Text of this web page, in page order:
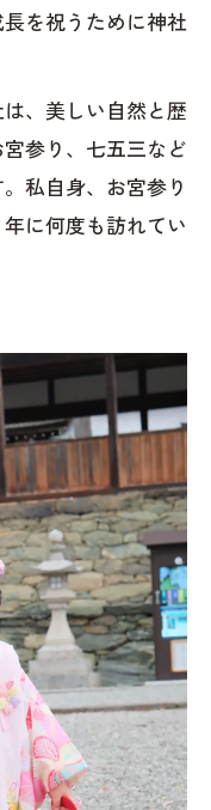
を祝うために神社
、美しい自然と歴
参り、七五三など
私自身、お宮参り
に何度も訪れてい